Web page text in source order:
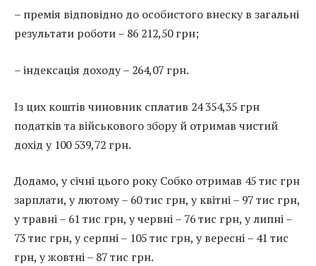
– премія відповідно до особистого внеску в загальні
результати роботи – 86 212,50 грн;
– індексація доходу – 264,07 грн.
Із цих коштів чиновник сплатив 24 354,35 грн
податків та військового збору й отримав чистий
дохід у 100 539,72 грн.
Додамо, у січні цього року Собко отримав 45 тис грн
зарплати, у лютому – 60 тис грн, у квітні – 97 тис грн,
у травні – 61 тис грн, у червні – 76 тис грн, у липні –
73 тис грн, у серпні – 105 тис грн, у вересні – 41 тис
грн, у жовтні – 87 тис грн.